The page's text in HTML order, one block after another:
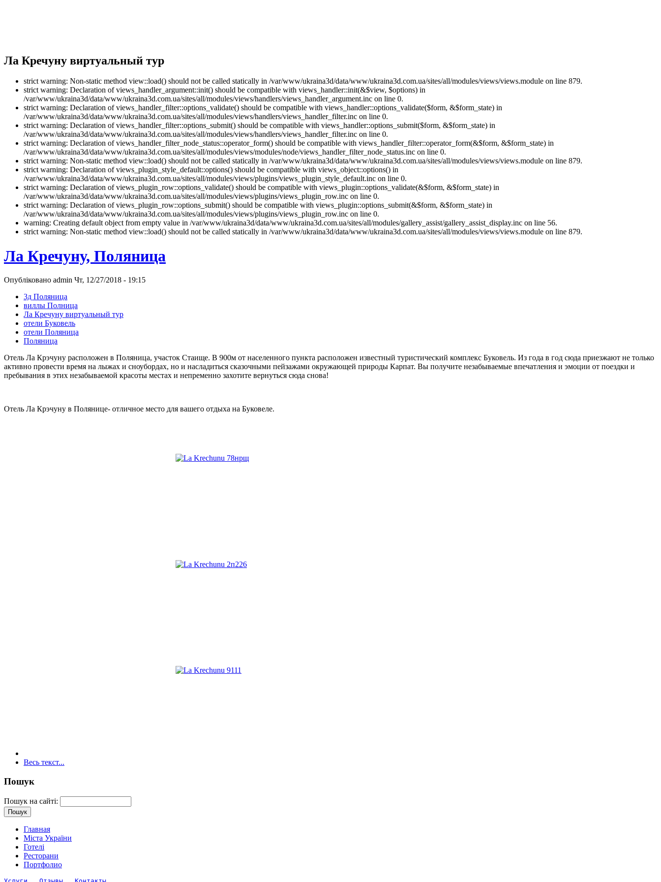
Ла Кречуну виртуальный тур
strict warning: Non-static method view::load() should not be called statically in /var/www/ukraina3d/data/www/ukraina3d.com.ua/sites/all/modules/views/views.module on line 879.
strict warning: Declaration of views_handler_argument::init() should be compatible with views_handler::init(&$view, $options) in
/var/www/ukraina3d/data/www/ukraina3d.com.ua/sites/all/modules/views/handlers/views_handler_argument.inc on line 0.
strict warning: Declaration of views_handler_filter::options_validate() should be compatible with views_handler::options_validate($form, &$form_state) in
/var/www/ukraina3d/data/www/ukraina3d.com.ua/sites/all/modules/views/handlers/views_handler_filter.inc on line 0.
strict warning: Declaration of views_handler_filter::options_submit() should be compatible with views_handler::options_submit($form, &$form_state) in
/var/www/ukraina3d/data/www/ukraina3d.com.ua/sites/all/modules/views/handlers/views_handler_filter.inc on line 0.
strict warning: Declaration of views_handler_filter_node_status::operator_form() should be compatible with views_handler_filter::operator_form(&$form, &$form_state) in
/var/www/ukraina3d/data/www/ukraina3d.com.ua/sites/all/modules/views/modules/node/views_handler_filter_node_status.inc on line 0.
strict warning: Non-static method view::load() should not be called statically in /var/www/ukraina3d/data/www/ukraina3d.com.ua/sites/all/modules/views/views.module on line 879.
strict warning: Declaration of views_plugin_style_default::options() should be compatible with views_object::options() in
/var/www/ukraina3d/data/www/ukraina3d.com.ua/sites/all/modules/views/plugins/views_plugin_style_default.inc on line 0.
strict warning: Declaration of views_plugin_row::options_validate() should be compatible with views_plugin::options_validate(&$form, &$form_state) in
/var/www/ukraina3d/data/www/ukraina3d.com.ua/sites/all/modules/views/plugins/views_plugin_row.inc on line 0.
strict warning: Declaration of views_plugin_row::options_submit() should be compatible with views_plugin::options_submit(&$form, &$form_state) in
/var/www/ukraina3d/data/www/ukraina3d.com.ua/sites/all/modules/views/plugins/views_plugin_row.inc on line 0.
warning: Creating default object from empty value in /var/www/ukraina3d/data/www/ukraina3d.com.ua/sites/all/modules/gallery_assist/gallery_assist_display.inc on line 56.
strict warning: Non-static method view::load() should not be called statically in /var/www/ukraina3d/data/www/ukraina3d.com.ua/sites/all/modules/views/views.module on line 879.
Ла Кречуну, Поляница
Опубліковано admin Чт, 12/27/2018 - 19:15
3д Поляница
виллы Полница
Ла Кречуну виртуальный тур
отели Буковель
отели Поляница
Поляница
Отель Ла Крэчуну расположен в Поляница, участок Стаище. В 900м от населенного пункта расположен известный туристический комплекс Буковель. Из года в год сюда приезжают не только
активно провести время на лыжах и сноубордах, но и насладиться сказочными пейзажами окружающей природы Карпат. Вы получите незабываемые впечатления и эмоции от поездки и
пребывания в этих незабываемой красоты местах и непременно захотите вернуться сюда снова!
Отель Ла Крэчуну в Полянице- отличное место для вашего отдыха на Буковеле.
Весь текст...
Пошук
Пошук на сайті:
Главная
Міста України
Готелі
Ресторани
Портфолио